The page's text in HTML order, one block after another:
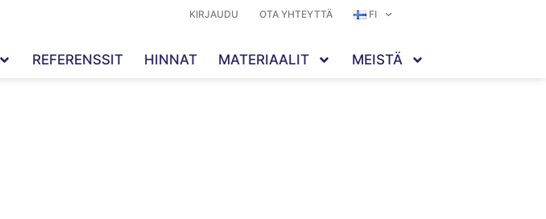
KIRJAUDU OTA YHTEYTTÄ FI
REFERENSSIT HINNAT MATERIAALIT MEISTÄ